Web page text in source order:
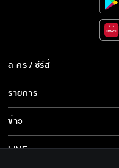
คุณ
แล้
คุณ
คิด
ละคร / ซีรีส์
ละคร/ซีรีส์
ซีรีส์นานาชาติ
การ์ตูน & เกม
รายการ
รายการทั้งหมด
ข่าว
ข่าวทั้งหมด
LIVE